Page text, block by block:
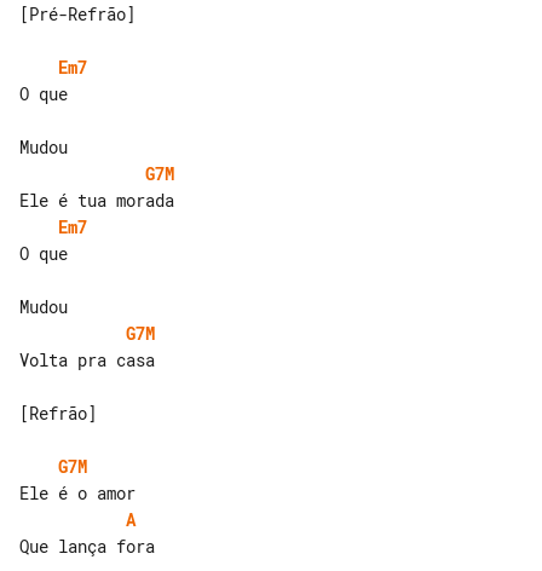
[Pré-Refrão]
Em7
O que
G7M
Em7
O que
G7M
Volta pra casa
[Refrão]
G7M
A
Que lança fora